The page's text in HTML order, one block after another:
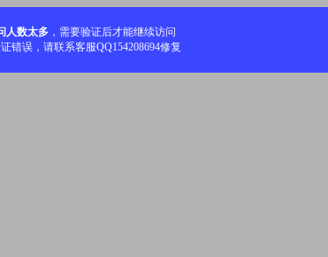
人数太多 ，需要验证后才能继续访问
错误，请联系客服QQ154208694修复